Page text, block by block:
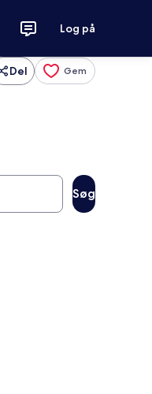
Log på
Del Gem
Søg